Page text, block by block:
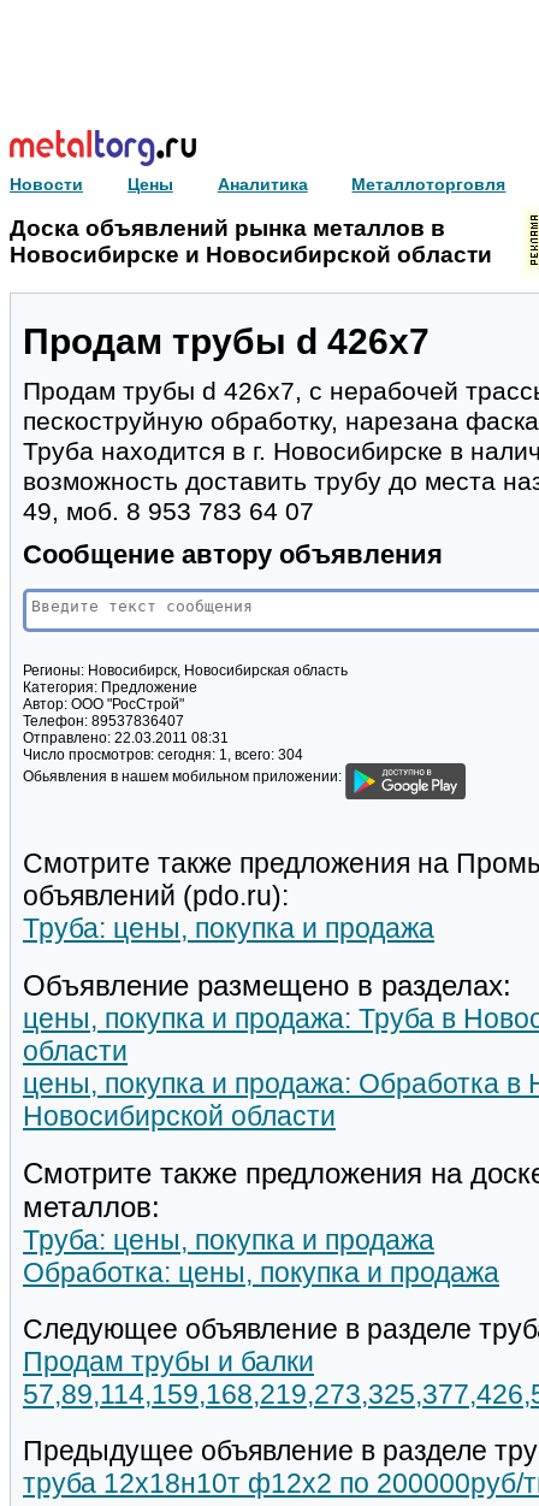
Новости Цены Аналитика Металлоторговля
Доска объявлений рынка металлов в
Новосибирске и Новосибирской области
Продам трубы d 426х7
Продам трубы d 426х7, с нерабочей
пескоструйную обработку, нарезана
Труба находится в г. Новосибирске в
возможность доставить трубу до места
49, моб. 8 953 783 64 07
Сообщение автору объявления
Регионы: Новосибирск, Новосибирская область
Категория: Предложение
Автор: ООО "РосСтрой"
Телефон: 89537836407
Отправлено: 22.03.2011 08:31
Число просмотров: сегодня: 1, всего: 304
Обьявления в нашем мобильном приложении:
Смотрите также предложения на
объявлений (pdo.ru):
Труба: цены, покупка и продажа
Объявление размещено в разделах:
цены, покупка и продажа: Труба в
области
цены, покупка и продажа: Обработка в
Новосибирской области
Смотрите также предложения на
металлов:
Труба: цены, покупка и продажа
Обработка: цены, покупка и продажа
Следующее объявление в разделе
Продам трубы и балки
Предыдущее объявление в разделе
труба 12х18н10т ф12х2 по 200000руб/